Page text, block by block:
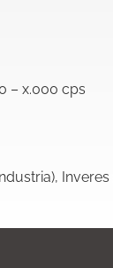
– x.000 cps